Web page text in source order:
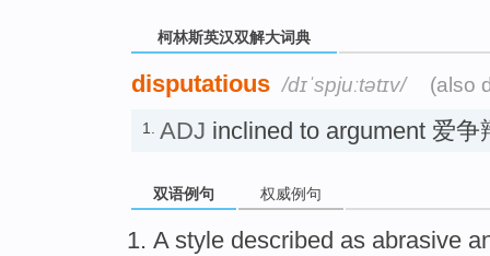
柯林斯英汉双解大词典
disputatious /dɪˈspjuːtətɪv/ (also
1. ADJ inclined to argument 爱争
双语例句 权威例句
A style described as abrasive